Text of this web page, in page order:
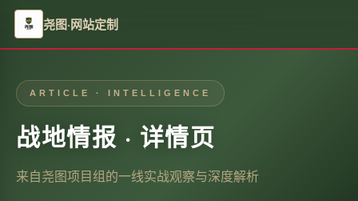
尧图·网站定制
ARTICLE · INTELLIGENCE
战地情报 · 详情页
来自尧图项目组的一线实战观察与深度解析